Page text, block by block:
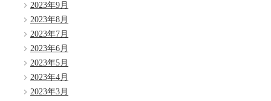
2023年9月
2023年8月
2023年7月
2023年6月
2023年5月
2023年4月
2023年3月